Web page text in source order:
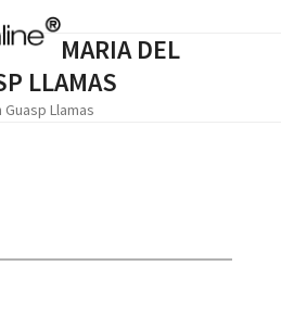
MARIA DEL
LLAMAS
Guasp Llamas